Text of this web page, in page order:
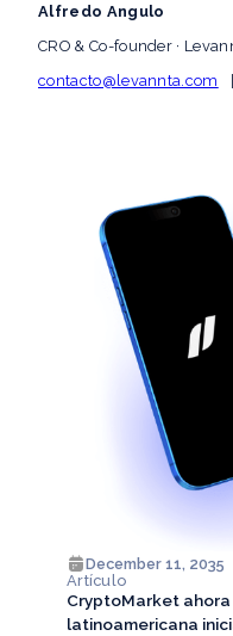
Alfredo Angulo
CRO & Co-founder ·
contacto@levannta.com
December 11, 2035
Artículo
CryptoMarket
latinoamericana